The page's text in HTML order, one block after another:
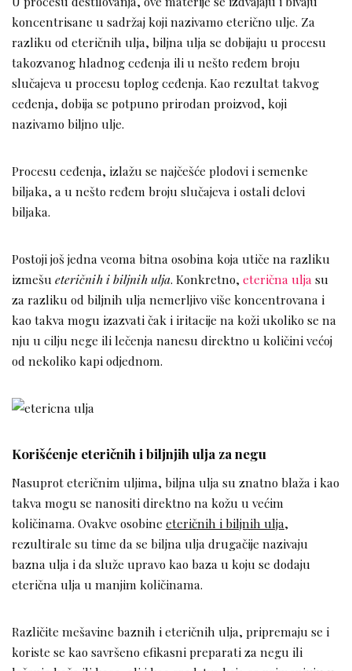
koncentrisane u sadržaj koji nazivamo eterično ulje. Za
razliku od eteričnih ulja, biljna ulja se dobijaju u procesu
takozvanog hladnog ceđenja ili u nešto ređem broju
slučajeva u procesu toplog ceđenja. Kao rezultat takvog
ceđenja, dobija se potpuno prirodan proizvod, koji
nazivamo biljno ulje.
Procesu ceđenja, izlažu se najčešće plodovi i semenke
biljaka, a u nešto ređem broju slučajeva i ostali delovi
biljaka.
Postoji još jedna veoma bitna osobina koja utiče na razliku
izmešu eteričnih i biljnih ulja. Konkretno, eterična ulja su
za razliku od biljnih ulja nemerljivo više koncentrovana i
kao takva mogu izazvati čak i iritacije na koži ukoliko se na
nju u cilju nege ili lečenja nanesu direktno u količini većoj
od nekoliko kapi odjednom.
Korišćenje eteričnih i biljnjih ulja za negu
Nasuprot eteričnim uljima, biljna ulja su znatno blaža i kao
takva mogu se nanositi direktno na kožu u većim
količinama. Ovakve osobine eteričnih i biljnih ulja,
rezultirale su time da se biljna ulja drugačije nazivaju
bazna ulja i da služe upravo kao baza u koju se dodaju
eterična ulja u manjim količinama.
Različite mešavine baznih i eteričnih ulja, pripremaju se i
koriste se kao savršeno efikasni preparati za negu ili